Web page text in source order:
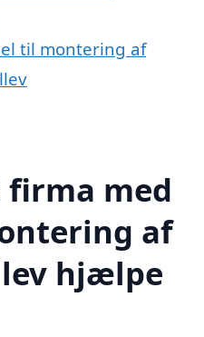
til montering af
firma med
af
hjælpe